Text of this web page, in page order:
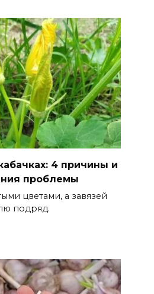
4 причины и
проблемы
цветами, а завязей
подряд.